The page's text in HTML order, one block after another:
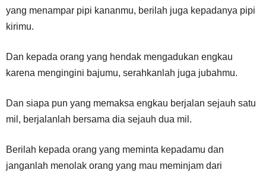
yang menampar pipi kananmu, berilah juga kepadanya pipi
kirimu.
Dan kepada orang yang hendak mengadukan engkau
karena mengingini bajumu, serahkanlah juga jubahmu.
Dan siapa pun yang memaksa engkau berjalan sejauh satu
mil, berjalanlah bersama dia sejauh dua mil.
Berilah kepada orang yang meminta kepadamu dan
janganlah menolak orang yang mau meminjam dari